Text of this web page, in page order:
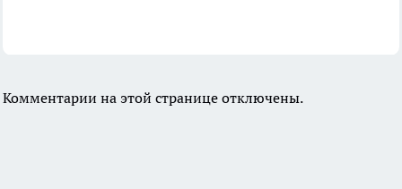
Комментарии на этой странице отключены.